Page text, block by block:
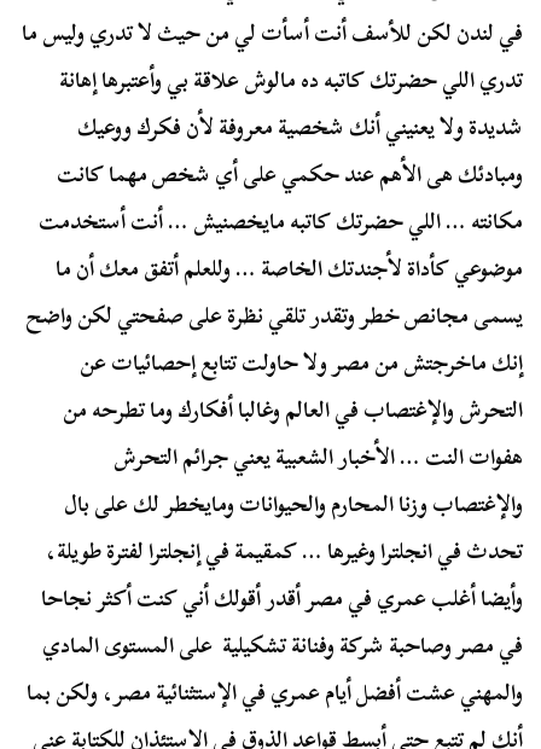
في لندن لكن للأسف أنت أسأت لي من حيث لا تدري وليس ما
تدري اللي حضرتك كاتبه ده مالوش علاقة بي وأعتبرها إهانة
شديدة ولا يعنيني أنك شخصية معروفة لأن فكرك ووعيك
ومبادئك هى الأهم عند حكمي على أي شخص مهما كانت
مكانته … اللي حضرتك كاتبه مايخصنيش … أنت أستخدمت
موضوعي كأداة لأجندتك الخاصة … وللعلم أتفق معك أن ما
يسمى مجانص خطر وتقدر تلقي نظرة على صفحتي لكن واضح
إنك ماخرجتش من مصر ولا حاولت تتابع إحصائيات عن
التحرش والإغتصاب في العالم وغالبا أفكارك وما تطرحه من
هفوات النت … الأخبار الشعبية يعني جرائم التحرش
والإغتصاب وزنا المحارم والحيوانات ومايخطر لك على بال
تحدث في انجلترا وغيرها … كمقيمة في إنجلترا لفترة طويلة،
وأيضا أغلب عمري في مصر أقدر أقولك أني كنت أكثر نجاحا
في مصر وصاحبة شركة وفنانة تشكيلية على المستوى المادي
والمهني عشت أفضل أيام عمري في الإستثنائية مصر، ولكن بما
أنك لم تتبع حتى أبسط قواعد الذوق في الإستئذان للكتابة عني